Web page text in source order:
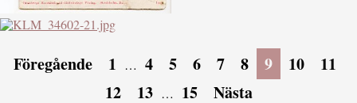
Föregående 1 … 4 5 6 7 8 9 10
11
12
13 … 15 Nästa